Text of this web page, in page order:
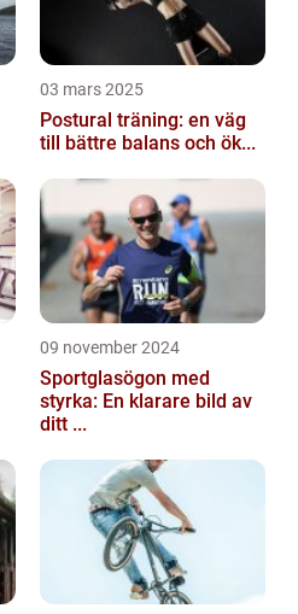
03 mars 2025
Postural träning: en väg
till bättre balans och ök...
09 november 2024
Sportglasögon med
styrka: En klarare bild av
ditt ...